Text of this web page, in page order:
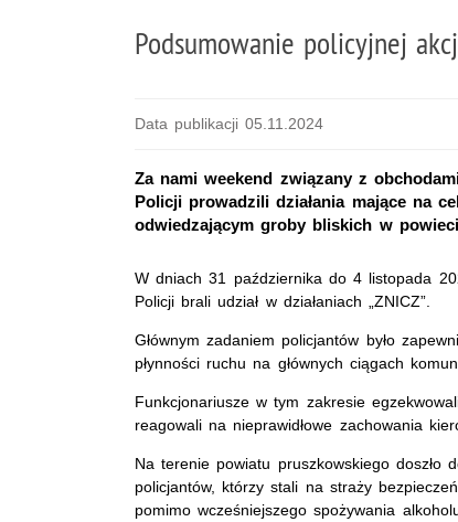
Podsumowanie policyjnej
Data publikacji 05.11.2024
Za nami weekend związany z
Policji prowadzili działania mające na
odwiedzającym groby bliskich w
W dniach 31 października do 4 listopada
Policji brali udział w działaniach „ZNICZ”.
Głównym zadaniem policjantów było
płynności ruchu na głównych ciągach
Funkcjonariusze w tym zakresie
reagowali na nieprawidłowe zachowania
Na terenie powiatu pruszkowskiego
policjantów, którzy stali na straży
pomimo wcześniejszego spożywania